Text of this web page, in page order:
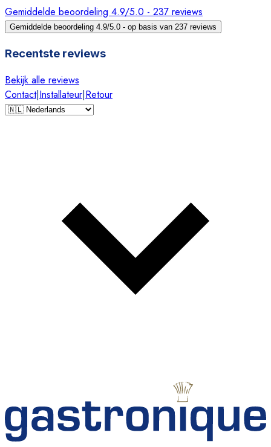
Gemiddelde beoordeling 4.9/5.0 - 237 reviews
Gemiddelde beoordeling 4.9/5.0 - op basis van 237 reviews
Recentste reviews
Bekijk alle reviews
Contact|Installateur|Retour